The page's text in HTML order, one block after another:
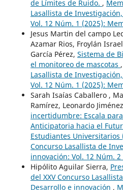
de Límites de Ruido. ,
Lasallista de
Vol. 12 Núm. 1 (2025):
Jesus Martin del campo
Azamar Rios, Froylán
García Pérez, Sistema de
el monitoreo de mascotas ,
Lasallista de
Vol. 12 Núm. 1 (2025):
Sarah Isaías Caballero ,
Ramírez, Leonardo
incertidumbre: Escala
Anticipatoria hacia el
Estudiantes Universitarios
Concurso Lasallista de
innovación: Vol. 12 Núm.
Hipólito Aguilar Sierra,
del XXV Concurso
Desarrollo e innovación ,